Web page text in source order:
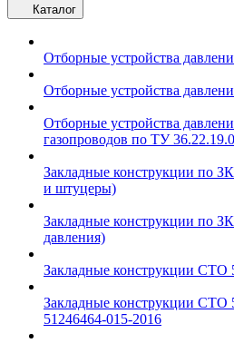
Каталог
Отборные устройства
Отборные устройства
Отборные устройства
газопроводов по ТУ
Закладные конструкции по
и штуцеры)
Закладные конструкции по
давления)
Закладные конструкции СТО
Закладные конструкции СТО
51246464-015-2016